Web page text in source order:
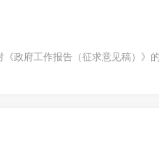
政府工作报告（征求意见稿）》